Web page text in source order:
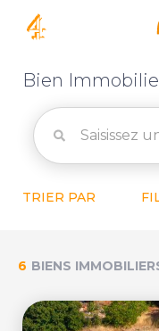
Bien
TRIER PAR
6 BIENS